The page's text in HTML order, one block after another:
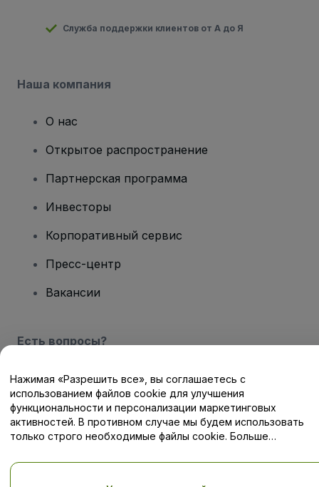
Служба поддержки клиентов от А до Я
Наша компания
О нас
Открытое распространение
Партнерская программа
Инвесторы
Корпоративный сервис
Пресс-центр
Вакансии
Есть вопросы?
Центр помощи / Свяжитесь с нами
Авторские права © viagogo GmbH 2026 Сведения о компании
, а также Политики конфиденциальности
Нажимая «Разрешить все», вы соглашаетесь с
использованием файлов cookie для улучшения
функциональности и персонализации маркетинговых
активностей. В противном случае мы будем использовать
только строго необходимые файлы cookie. Больше